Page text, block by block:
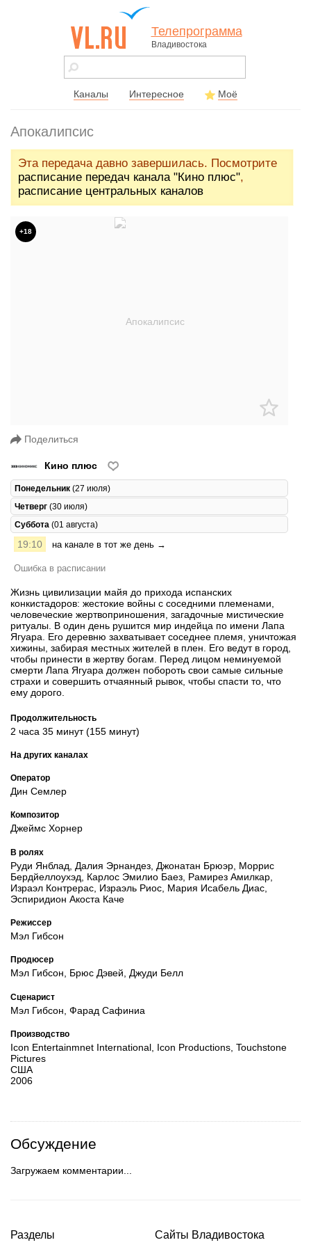
vl.ru - сайт
города
Телепрограмма
Владивостока
Каналы Интересное Моё
Апокалипсис
Эта передача давно завершилась. Посмотрите
расписание передач канала "Кино плюс",
расписание центральных каналов
+18
Поделиться
Кино плюс
Понедельник (27 июля)
Четверг (30 июля)
Суббота (01 августа)
19:10 на канале в тот же день →
Ошибка в расписании
Жизнь цивилизации майя до прихода испанских
конкистадоров: жестокие войны с соседними племенами,
человеческие жертвоприношения, загадочные мистические
ритуалы. В один день рушится мир индейца по имени Лапа
Ягуара. Его деревню захватывает соседнее племя, уничтожая
хижины, забирая местных жителей в плен. Его ведут в город,
чтобы принести в жертву богам. Перед лицом неминуемой
смерти Лапа Ягуара должен побороть свои самые сильные
страхи и совершить отчаянный рывок, чтобы спасти то, что
ему дорого.
Продолжительность
2 часа 35 минут (155 минут)
На других каналах
Оператор
Дин Семлер
Композитор
Джеймс Хорнер
В ролях
Руди Янблад, Далия Эрнандез, Джонатан Брюэр, Моррис
Бердйеллоухэд, Карлос Эмилио Баез, Рамирез Амилкар,
Израэл Контрерас, Израэль Риос, Мария Исабель Диас,
Эспиридион Акоста Каче
Режиссер
Мэл Гибсон
Продюсер
Мэл Гибсон, Брюс Дэвей, Джуди Белл
Сценарист
Мэл Гибсон, Фарад Сафиниа
Производство
Icon Entertainmnet International, Icon Productions, Touchstone
Pictures
США
2006
Обсуждение
Загружаем комментарии...
Разделы Сайты Владивостока